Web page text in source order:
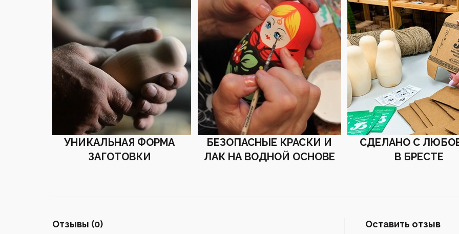
УНИКАЛЬНАЯ ФОРМА
ЗАГОТОВКИ
БЕЗОПАСНЫЕ КРАСКИ И
ЛАК НА ВОДНОЙ ОСНОВЕ
СДЕЛАНО С
В БРЕСТЕ
Отзывы (0) Оставить отзыв